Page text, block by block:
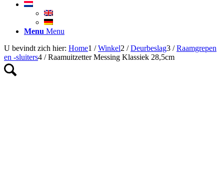
Menu Menu
U bevindt zich hier: Home1 / Winkel2 / Deurbeslag3 / Raamgrepen
en -sluiters4 / Raamuitzetter Messing Klassiek 28,5cm